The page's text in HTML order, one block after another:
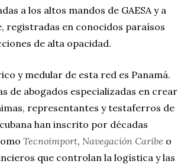
a los altos mandos de GAESA y a
registradas en conocidos paraísos
de alta opacidad.
y medular de esta red es Panamá.
de abogados especializadas en crear
representantes y testaferros de
han inscrito por décadas
Tecnoimport, Navegación Caribe o
que controlan la logística y las